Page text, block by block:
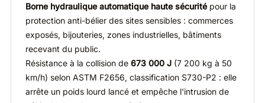
Borne hydraulique automatique haute sécuritépour la
protection anti-bélier des sites sensibles : commerces
exposés, bijouteries, zones industrielles, bâtiments
recevant du public.
Résistance à la collision de 673 000 J(7 200 kg à 50
km/h) selon ASTM F2656, classification S730-P2 : elle
arrête un poids lourd lancé et empêche l'intrusion de